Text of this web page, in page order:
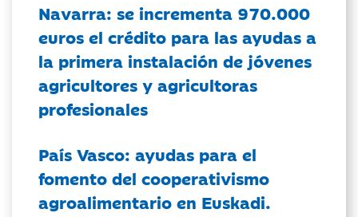
Navarra: se incrementa 970.000
euros el crédito para las ayudas a
la primera instalación de jóvenes
agricultores y agricultoras
profesionales
País Vasco: ayudas para el
fomento del cooperativismo
agroalimentario en Euskadi.